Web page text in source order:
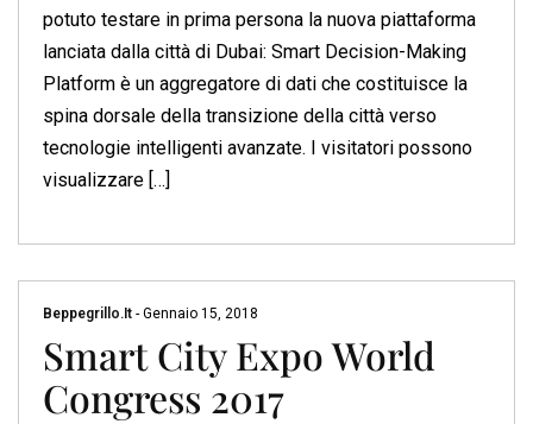
potuto testare in prima persona la nuova piattaforma
lanciata dalla città di Dubai: Smart Decision-Making
Platform è un aggregatore di dati che costituisce la
spina dorsale della transizione della città verso
tecnologie intelligenti avanzate. I visitatori possono
visualizzare […]
Beppegrillo.it - Gennaio 15, 2018
Smart City Expo World
Congress 2017